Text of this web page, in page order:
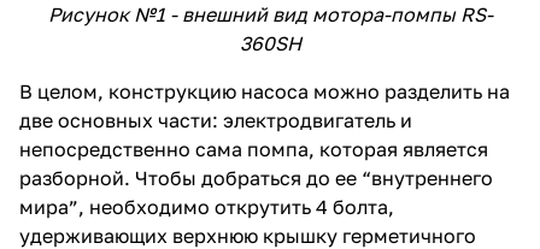
Рисунок №1 - внешний вид мотора-помпы RS-
360SH
В целом, конструкцию насоса можно разделить на
две основных части: электродвигатель и
непосредственно сама помпа, которая является
разборной. Чтобы добраться до ее “внутреннего
мира”, необходимо открутить 4 болта,
удерживающих верхнюю крышку герметичного